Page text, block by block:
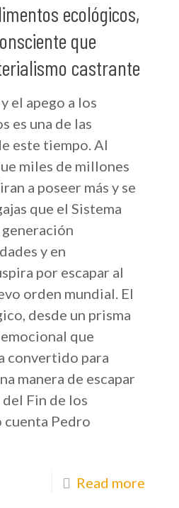
ecológicos,
que
castrante
el apego a los
es una de las
este tiempo. Al
miles de millones
a poseer más y se
que el Sistema
y en
por escapar al
orden mundial. El
desde un prisma
que
convertido para
manera de escapar
Fin de los
cuenta Pedro
Read more